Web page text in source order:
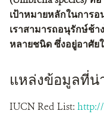
เป้าหมายหลักในการอ
เราสามารถอนุรักษ์ช้า
หลายชนิด ซึ่งอยู่อาศั
แหล่งข้อมูลที่น่
IUCN Red List: